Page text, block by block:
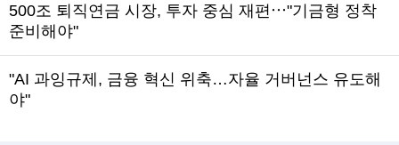
500조 퇴직연금 시장, 투자 중심 재편⋯"기금형 정착
준비해야"
"AI 과잉규제, 금융 혁신 위축…자율 거버넌스 유도해
야"